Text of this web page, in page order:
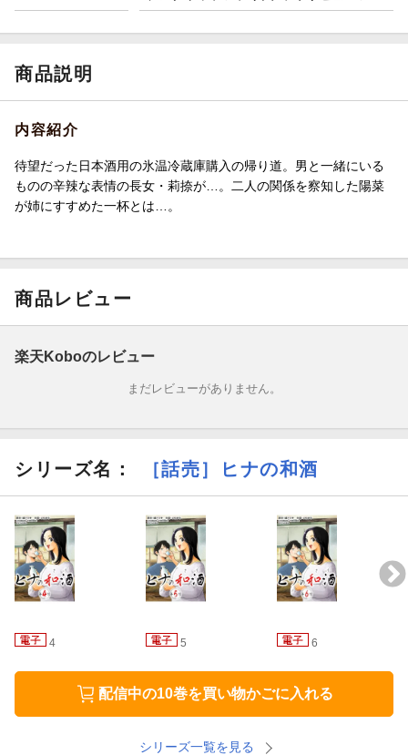
商品説明
内容紹介
待望だった日本酒用の氷温冷蔵庫購入の帰り道。男と一緒にいる
ものの辛辣な表情の長女・莉捺が…。二人の関係を察知した陽菜
が姉にすすめた一杯とは…。
商品レビュー
楽天Koboのレビュー
まだレビューがありません。
シリーズ名： ［話売］ヒナの和酒
4 5 6
配信中の10巻を買い物かごに入れる
シリーズ一覧を見る